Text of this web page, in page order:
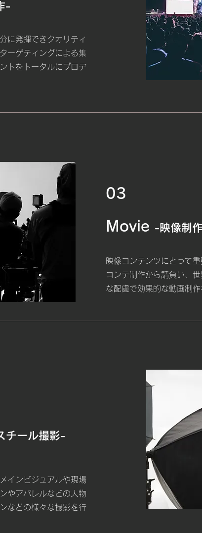
-
に発揮できクオリティ
ーゲティングによる集
トをトータルにプロデ
03
Movie -映像制
映像コンテンツにとって
コンテ制作から請負い、
な配慮で効果的な動画制作
チール撮影-
インビジュアルや現場
やアパレルなどの人物
などの様々な撮影を行